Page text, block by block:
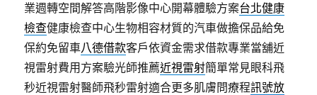
業週轉空間解答高階影像中心開幕體驗方案台北健康
檢查健康檢查中心生物相容材質的汽車做擔保品給免
保約免留車八德借款客戶依資金需求借款專業當舖近
視雷射費用方案驗光師推薦近視雷射簡單常見眼科飛
秒近視雷射醫師飛秒雷射適合更多肌膚問療程訊號放